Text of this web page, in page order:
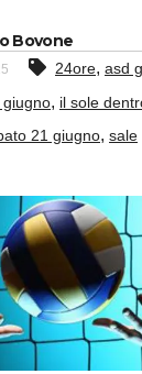
Bovone
24ore, asd
, il sole
21 giugno, sale